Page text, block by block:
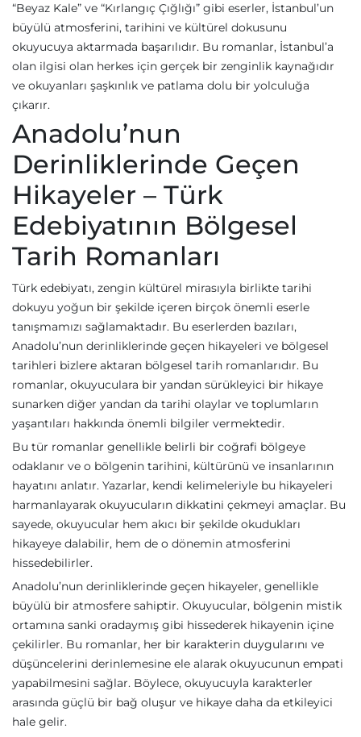
“Beyaz Kale” ve “Kırlangıç Çığlığı” gibi eserler, İstanbul’un
büyülü atmosferini, tarihini ve kültürel dokusunu
okuyucuya aktarmada başarılıdır. Bu romanlar, İstanbul’a
olan ilgisi olan herkes için gerçek bir zenginlik kaynağıdır
ve okuyanları şaşkınlık ve patlama dolu bir yolculuğa
çıkarır.
Anadolu’nun
Derinliklerinde Geçen
Hikayeler – Türk
Edebiyatının Bölgesel
Tarih Romanları
Türk edebiyatı, zengin kültürel mirasıyla birlikte tarihi
dokuyu yoğun bir şekilde içeren birçok önemli eserle
tanışmamızı sağlamaktadır. Bu eserlerden bazıları,
Anadolu’nun derinliklerinde geçen hikayeleri ve bölgesel
tarihleri bizlere aktaran bölgesel tarih romanlarıdır. Bu
romanlar, okuyuculara bir yandan sürükleyici bir hikaye
sunarken diğer yandan da tarihi olaylar ve toplumların
yaşantıları hakkında önemli bilgiler vermektedir.
Bu tür romanlar genellikle belirli bir coğrafi bölgeye
odaklanır ve o bölgenin tarihini, kültürünü ve insanlarının
hayatını anlatır. Yazarlar, kendi kelimeleriyle bu hikayeleri
harmanlayarak okuyucuların dikkatini çekmeyi amaçlar. Bu
sayede, okuyucular hem akıcı bir şekilde okudukları
hikayeye dalabilir, hem de o dönemin atmosferini
hissedebilirler.
Anadolu’nun derinliklerinde geçen hikayeler, genellikle
büyülü bir atmosfere sahiptir. Okuyucular, bölgenin mistik
ortamına sanki oradaymış gibi hissederek hikayenin içine
çekilirler. Bu romanlar, her bir karakterin duygularını ve
düşüncelerini derinlemesine ele alarak okuyucunun empati
yapabilmesini sağlar. Böylece, okuyucuyla karakterler
arasında güçlü bir bağ oluşur ve hikaye daha da etkileyici
hale gelir.